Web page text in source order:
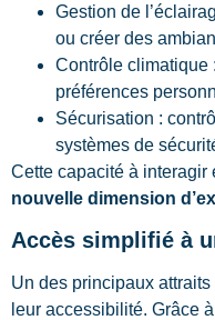
Gestion de
ou créer des
Contrôle climatique
préférences
Sécurisation :
systèmes de
Cette capacité à interagir
nouvelle dimension
Accès simplifié à
Un des principaux
leur accessibilité. Grâce